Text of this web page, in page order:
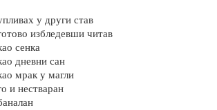
у други став
избледевши читав
сенка
дневни сан
мрак у магли
и нестваран